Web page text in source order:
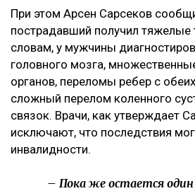
При этом Арсен Сарсеков
пострадавший получил тяжелые
словам, у мужчины
головного мозга,
органов, переломы ребер с
сложный перелом коленного
связок. Врачи, как утверждает
исключают, что последствия
инвалидности.
– Пока же остается